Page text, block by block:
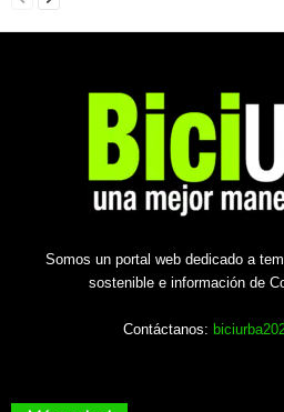
Somos un portal web dedicado a
sostenible e información de
Contáctanos: